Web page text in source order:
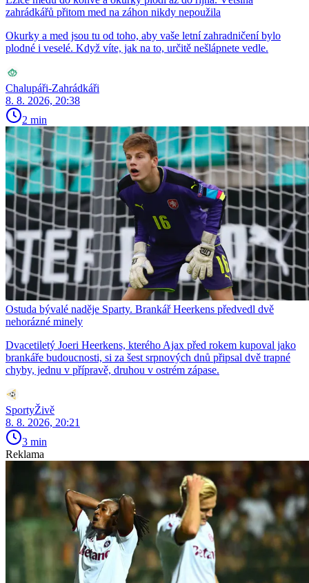
zahrádkářů přitom med na záhon nikdy nepoužila
Okurky a med jsou tu od toho, aby vaše letní zahradničení bylo
plodné i veselé. Když víte, jak na to, určitě nešlápnete vedle.
Chalupáři-Zahrádkáři
8. 8. 2026, 20:38
2 min
Ostuda bývalé naděje Sparty. Brankář Heerkens předvedl dvě
nehorázné minely
Dvacetiletý Joeri Heerkens, kterého Ajax před rokem kupoval jako
brankáře budoucnosti, si za šest srpnových dnů připsal dvě trapné
chyby, jednu v přípravě, druhou v ostrém zápase.
SportyŽivě
8. 8. 2026, 20:21
3 min
Reklama